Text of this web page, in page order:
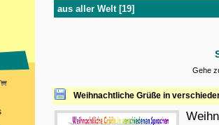
aus aller Welt [19]
Gehe
Weihnachtliche Grüße in